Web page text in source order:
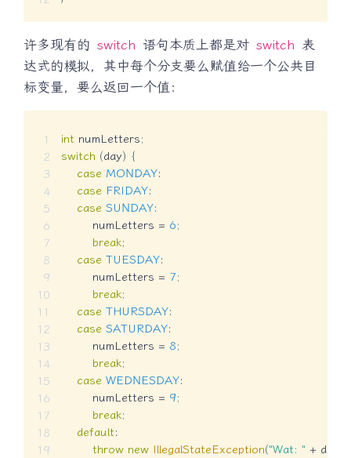
许多现有的 switch 语句本质上都是对 switch 表
达式的模拟，其中每个分支要么赋值给一个公共目
标变量，要么返回一个值：
int numLetters;
switch (day) {
case MONDAY:
case FRIDAY:
case SUNDAY:
        numLetters
= 6;
break;
case TUESDAY:
        numLetters
= 7;
break;
case THURSDAY:
case SATURDAY:
        numLetters
= 8;
break;
case WEDNESDAY:
        numLetters
= 9;
break;
default:
throw new IllegalStateException("Wat: " + day